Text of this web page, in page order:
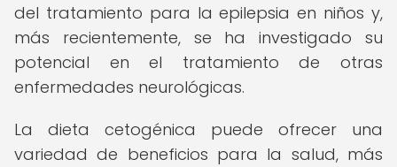
del tratamiento para la epilepsia en niños y,
más recientemente, se ha investigado su
potencial en el tratamiento de otras
enfermedades neurológicas.
La dieta cetogénica puede ofrecer una
variedad de beneficios para la salud, más